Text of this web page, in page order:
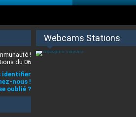
!
du 06
identifier
nous !
oublié ?
Webcams Stations